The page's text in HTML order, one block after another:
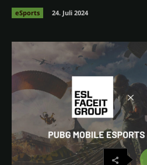
eSports 24. Juli 2024